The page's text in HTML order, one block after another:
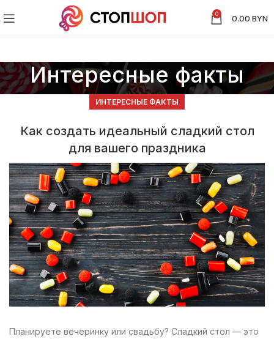
0 0.00 BYN
Интересные факты
ИНТЕРЕСНЫЕ ФАКТЫ
Как создать идеальный сладкий стол
для вашего праздника
Планируете вечеринку или свадьбу? Сладкий стол — это